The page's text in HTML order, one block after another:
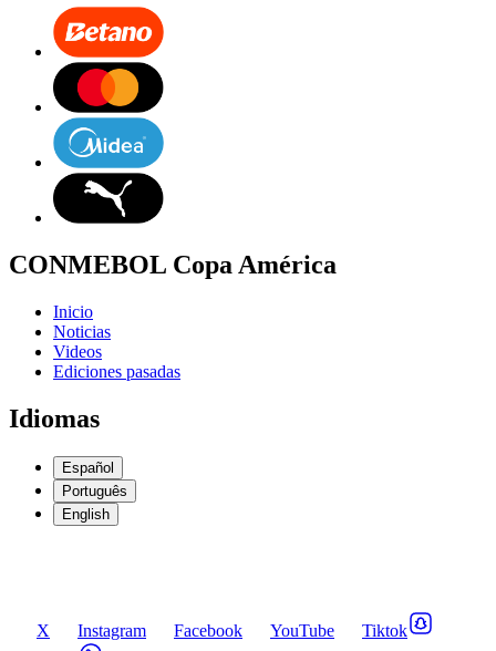
CONMEBOL Copa América
Inicio
Noticias
Videos
Ediciones pasadas
Idiomas
Español
Português
English
X Instagram Facebook YouTube
Tiktok